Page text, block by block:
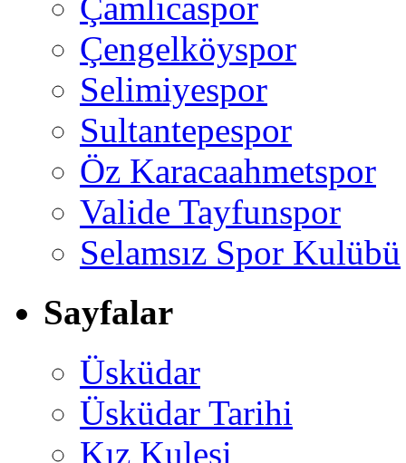
Çengelköyspor
Selimiyespor
Sultantepespor
Öz Karacaahmetspor
Valide Tayfunspor
Selamsız Spor Kulübü
Sayfalar
Üsküdar
Üsküdar Tarihi
Kız Kulesi